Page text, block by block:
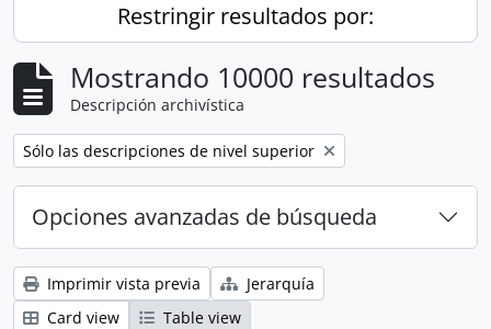
Restringir resultados por:
Mostrando 10000 resultados
Descripción archivística
Remove filter:
Sólo las descripciones de nivel superior
Opciones avanzadas de búsqueda
Imprimir vista previa
Jerarquía
Card view
Table view